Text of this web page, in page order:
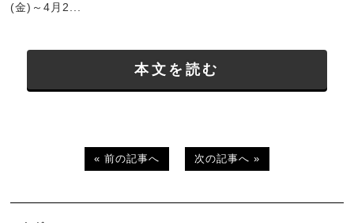
(金)～4月2...
本文を読む
« 前の記事へ 次の記事へ »